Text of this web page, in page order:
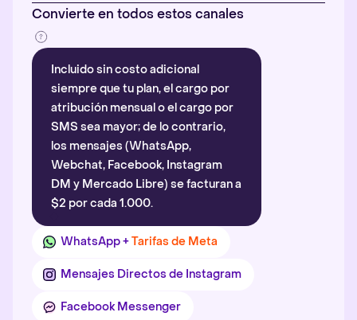
Convierte en todos estos canales
Incluido sin costo adicional
siempre que tu plan, el cargo por
atribución mensual o el cargo por
SMS sea mayor; de lo contrario,
los mensajes (WhatsApp,
Webchat, Facebook, Instagram
DM y Mercado Libre) se facturan a
$2 por cada 1.000.
WhatsApp +Tarifas de Meta
Mensajes Directos de Instagram
Facebook Messenger